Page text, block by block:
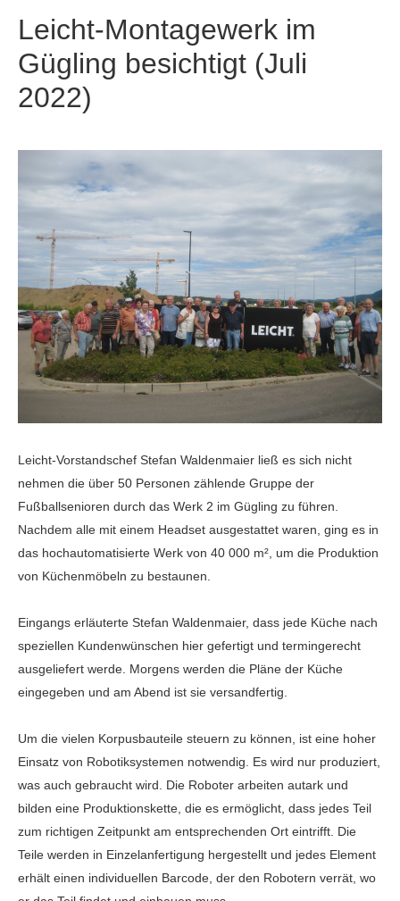
Leicht-Montagewerk im
Gügling besichtigt (Juli
2022)
Leicht-Vorstandschef Stefan Waldenmaier ließ es sich nicht
nehmen die über 50 Personen zählende Gruppe der
Fußballsenioren durch das Werk 2 im Gügling zu führen.
Nachdem alle mit einem Headset ausgestattet waren, ging es in
das hochautomatisierte Werk von 40 000 m², um die Produktion
von Küchenmöbeln zu bestaunen.
Eingangs erläuterte Stefan Waldenmaier, dass jede Küche nach
speziellen Kundenwünschen hier gefertigt und termingerecht
ausgeliefert werde. Morgens werden die Pläne der Küche
eingegeben und am Abend ist sie versandfertig.
Um die vielen Korpusbauteile steuern zu können, ist eine hoher
Einsatz von Robotiksystemen notwendig. Es wird nur produziert,
was auch gebraucht wird. Die Roboter arbeiten autark und
bilden eine Produktionskette, die es ermöglicht, dass jedes Teil
zum richtigen Zeitpunkt am entsprechenden Ort eintrifft. Die
Teile werden in Einzelanfertigung hergestellt und jedes Element
erhält einen individuellen Barcode, der den Robotern verrät, wo